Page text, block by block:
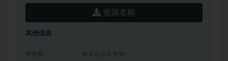
资源名称
其他信息
有效期 购买后永久有效